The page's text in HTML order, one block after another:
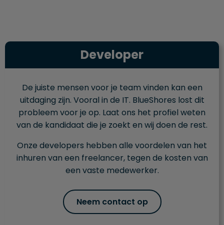
Developer
De juiste mensen voor je team vinden kan een
uitdaging zijn. Vooral in de IT. BlueShores lost dit
probleem voor je op. Laat ons het profiel weten
van de kandidaat die je zoekt en wij doen de rest.
Onze developers hebben alle voordelen van het
inhuren van een freelancer, tegen de kosten van
een vaste medewerker.
Neem contact op